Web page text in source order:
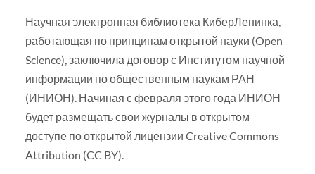
Научная электронная библиотека КиберЛенинка,
работающая по принципам открытой науки (Open
Science), заключила договор с Институтом научной
информации по общественным наукам РАН
(ИНИОН). Начиная с февраля этого года ИНИОН
будет размещать свои журналы в открытом
доступе по открытой лицензии Creative Commons
Attribution (CC BY).